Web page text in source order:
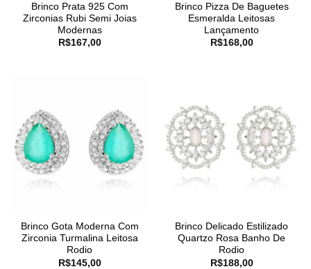
Brinco Prata 925 Com
Zirconias Rubi Semi Joias
Modernas
R$167,00
Brinco Pizza De Baguetes
Esmeralda Leitosas
Lançamento
R$168,00
Brinco Gota Moderna Com
Zirconia Turmalina Leitosa
Rodio
R$145,00
Brinco Delicado Estilizado
Quartzo Rosa Banho De
Rodio
R$188,00